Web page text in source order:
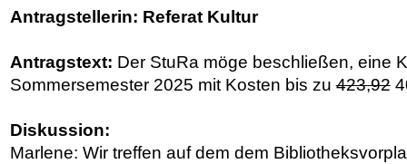
Antragstellerin: Referat Kultur
Antragstext: Der StuRa möge beschließen, eine
Sommersemester 2025 mit Kosten bis zu423,92
Diskussion:
Marlene: Wir treffen auf dem dem